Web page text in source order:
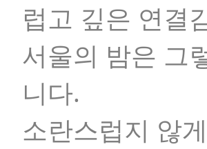
럽고 깊은 연결
서울의 밤은 그
니다.
소란스럽지 않